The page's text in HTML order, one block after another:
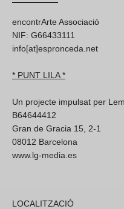
encontrArte Associació
NIF: G66433111
info[at]espronceda.net
* PUNT LILA *
Un projecte impulsat per
B64644412
Gran de Gracia 15, 2-1
08012 Barcelona
www.lg-media.es
LOCALITZACIÓ